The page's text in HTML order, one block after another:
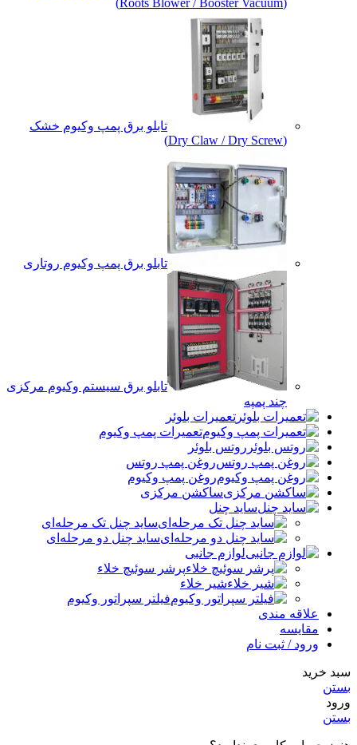
(Roots Blower / Booster Vacuum)
تابلو برق پمپ وکیوم خشک
(Dry Claw / Dry Screw)
تابلو برق پمپ وکیوم روتاری
تابلو برق سیستم وکیوم مرکزی
چند پمپه
تعمیرات بلوئر
تعمیرات پمپ وکیوم
روتس بلوئر
روغن پمپ روتس
روغن پمپ وکیوم
ساکشن مرکزی
ساید چنل
ساید چنل تک مرحله‌ای
ساید چنل دو مرحله‌ای
لوازم جانبی
پرشر سوئیچ خلاء
شیر خلاء
فیلتر سپراتور وکیوم
علاقه مندی
مقایسه
ورود / ثبت نام
سبد خرید
بستن
ورود
بستن